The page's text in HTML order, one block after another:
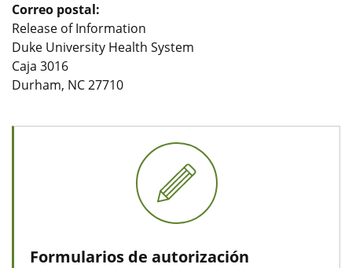
Correo postal:
Release of Information
Duke University Health System
Caja 3016
Durham, NC 27710
Formularios de autorización